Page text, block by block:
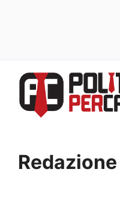
contenuto
Redazione